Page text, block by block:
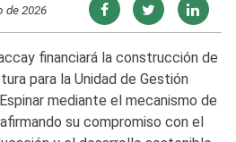
de 2026
financiará la construcción de
para la Unidad de Gestión
mediante el mecanismo de
su compromiso con el